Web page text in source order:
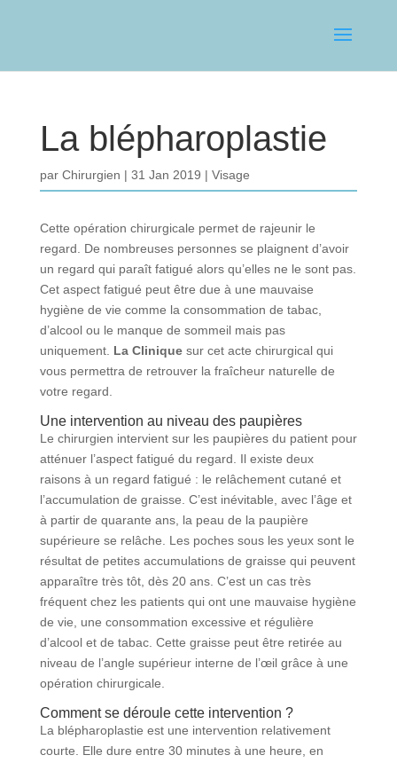
La blépharoplastie
par Chirurgien 31 Jan 2019 Visage
Cette opération chirurgicale permet de rajeunir le
regard. De nombreuses personnes se plaignent d’avoir
un regard qui paraît fatigué alors qu’elles ne le sont pas.
Cet aspect fatigué peut être due à une mauvaise
hygiène de vie comme la consommation de tabac,
d’alcool ou le manque de sommeil mais pas
uniquement. La Cliniquesur cet acte chirurgical qui
vous permettra de retrouver la fraîcheur naturelle de
votre regard.
Une intervention au niveau des paupières
Le chirurgien intervient sur les paupières du patient pour
atténuer l’aspect fatigué du regard. Il existe deux
raisons à un regard fatigué : le relâchement cutané et
l’accumulation de graisse. C’est inévitable, avec l’âge et
à partir de quarante ans, la peau de la paupière
supérieure se relâche. Les poches sous les yeux sont le
résultat de petites accumulations de graisse qui peuvent
apparaître très tôt, dès 20 ans. C’est un cas très
fréquent chez les patients qui ont une mauvaise hygiène
de vie, une consommation excessive et régulière
d’alcool et de tabac. Cette graisse peut être retirée au
niveau de l’angle supérieur interne de l’œil grâce à une
opération chirurgicale.
Comment se déroule cette intervention ?
La blépharoplastie est une intervention relativement
courte. Elle dure entre 30 minutes à une heure, en